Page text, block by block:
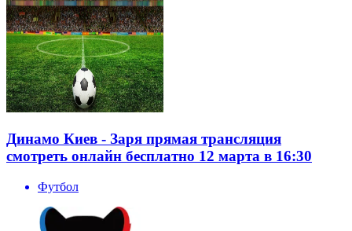
Динамо Киев - Заря прямая трансляция
смотреть онлайн бесплатно 12 марта в 16:30
Футбол